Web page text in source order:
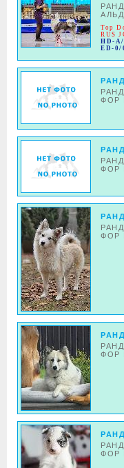
Top
RUS
HD-
ED-0/
ФОР
ФОР
ФОР
ФОР
ФОР